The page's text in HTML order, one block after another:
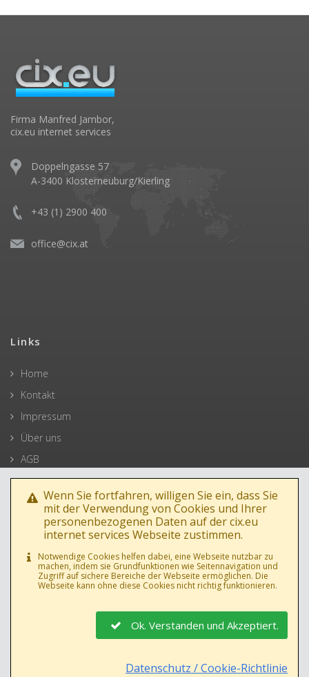
Firma Manfred Jambor,
cix.eu internet services
Doppelngasse 57
A-3400 Klosterneuburg/Kierling
+43 (1) 2900 400
office@cix.at
Links
Home
Kontakt
Impressum
Über uns
AGB
Datenschutz
AGB • Datenschutz
© 1994-2019 cix.eu internet services, Manfred Jambor
Wenn Sie fortfahren, willigen Sie ein, dass Sie
mit der Verwendung von Cookies und Ihrer
personenbezogenen Daten auf der cix.eu
internet services Webseite zustimmen.
Notwendige Cookies helfen dabei, eine Webseite nutzbar zu
machen, indem sie Grundfunktionen wie Seitennavigation und
Zugriff auf sichere Bereiche der Webseite ermöglichen. Die
Webseite kann ohne diese Cookies nicht richtig funktionieren.
Ok. Verstanden und Akzeptiert.
Datenschutz / Cookie-Richtlinie